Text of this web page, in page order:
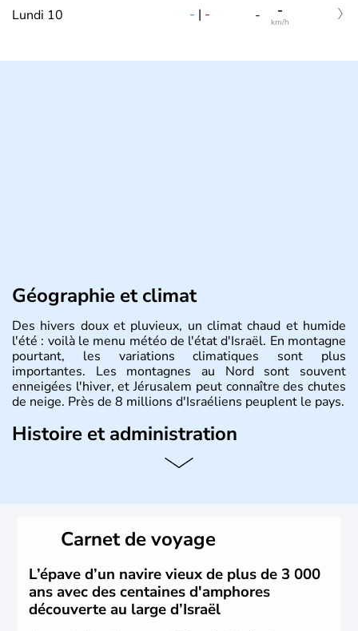
Lundi 10 - | - - -
km/h
Géographie et climat
Des hivers doux et pluvieux, un climat chaud et humide
l'été : voilà le menu météo de l'état d'Israël. En montagne
pourtant, les variations climatiques sont plus
importantes. Les montagnes au Nord sont souvent
enneigées l'hiver, et Jérusalem peut connaître des chutes
de neige. Près de 8 millions d'Israéliens peuplent le pays.
Histoire et administration
L'Israël est un état de la partie est de la Méditerranée,
vrai essor économique dans le domaine des nouvelles
Carnet de voyage
L’épave d’un navire vieux de plus de 3 000
ans avec des centaines d'amphores
découverte au large d’Israël